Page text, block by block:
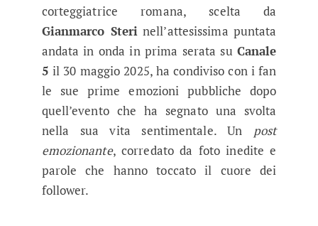
corteggiatrice romana, scelta da
Gianmarco Steri nell’attesissima puntata
andata in onda in prima serata su Canale
5 il 30 maggio 2025, ha condiviso con i fan
le sue prime emozioni pubbliche dopo
quell’evento che ha segnato una svolta
nella sua vita sentimentale. Un post
emozionante, corredato da foto inedite e
parole che hanno toccato il cuore dei
follower.